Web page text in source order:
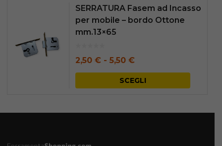
SERRATURA Fasem ad Incasso
per mobile – bordo Ottone
mm.13×65
2,50 € - 5,50 €Fascia
di
prezzo:
SCEGLI
Questo